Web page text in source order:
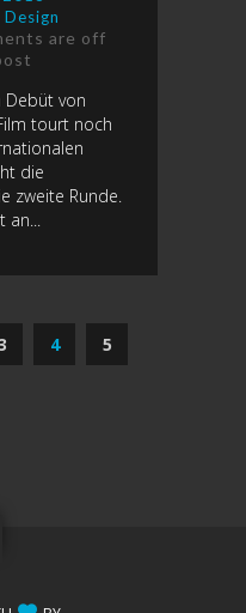
Design
are off
Debüt von
tourt noch
die
zweite Runde.
4 5